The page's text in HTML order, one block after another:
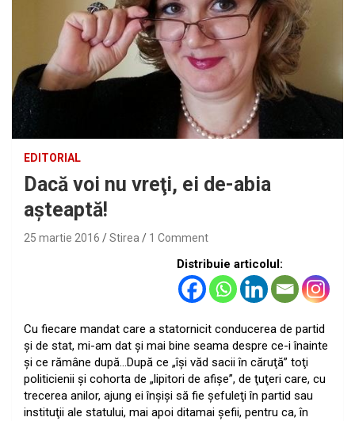
EDITORIAL
Dacă voi nu vreţi, ei de-abia
aşteaptă!
25 martie 2016 Stirea 1 Comment
Distribuie articolul:
Cu fiecare mandat care a statornicit conducerea de partid
şi de stat, mi-am dat şi mai bine seama despre ce-i înainte
şi ce rămâne după…După ce „îşi văd sacii în căruţă” toţi
politicienii şi cohorta de „lipitori de afişe”, de ţuţeri care, cu
trecerea anilor, ajung ei înşişi să fie şefuleţi în partid sau
instituţii ale statului, mai apoi ditamai şefii, pentru ca, în